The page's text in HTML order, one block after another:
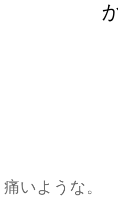
寒いよう
痛いような。
そんなふ